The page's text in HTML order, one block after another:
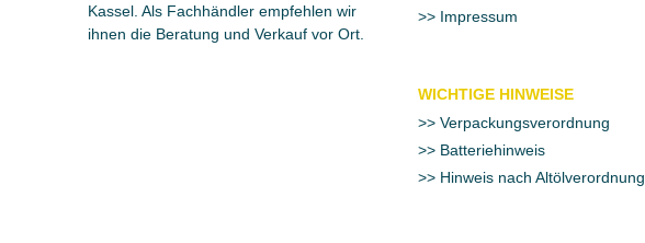
Kassel. Als Fachhändler empfehlen wir
ihnen die Beratung und Verkauf vor Ort.
Impressum
WICHTIGE HINWEISE
Verpackungsverordnung
Batteriehinweis
Hinweis nach Altölverordnung